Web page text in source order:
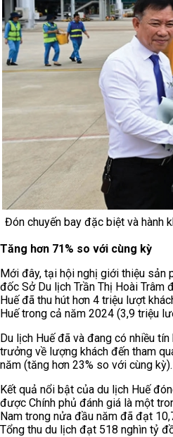
Đón chuyến bay đặc biệt và hành
Tăng hơn 71% so với cùng kỳ
Mới đây, tại hội nghị giới thiệu sản
đốc Sở Du lịch Trần Thị Hoài Trâm
Huế đã thu hút hơn 4 triệu lượt
Huế trong cả năm 2024 (3,9 triệu
Du lịch Huế đã và đang có nhiều
trưởng về lượng khách đến tham
năm (tăng hơn 23% so với cùng
Kết quả nổi bật của du lịch Huế
được Chính phủ đánh giá là một
Nam trong nửa đầu năm đã đạt
Tổng thu du lịch đạt 518 nghìn tỷ